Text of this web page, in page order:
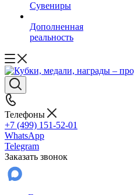
Сувениры
Дополненная
реальность
Телефоны
+7 (499) 151-52-01
WhatsApp
Telegram
Заказать звонок